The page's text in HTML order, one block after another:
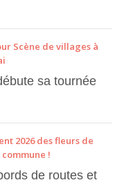
Scène de villages à
sa tournée
2026 des fleurs de
!
de routes et